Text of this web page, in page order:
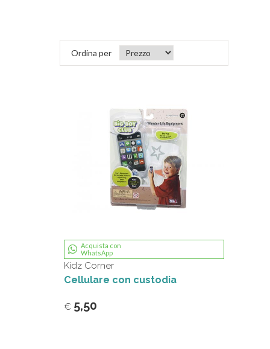
Ordina per
Acquista con
WhatsApp
Kidz Corner
Cellulare con custodia
€ 5,50